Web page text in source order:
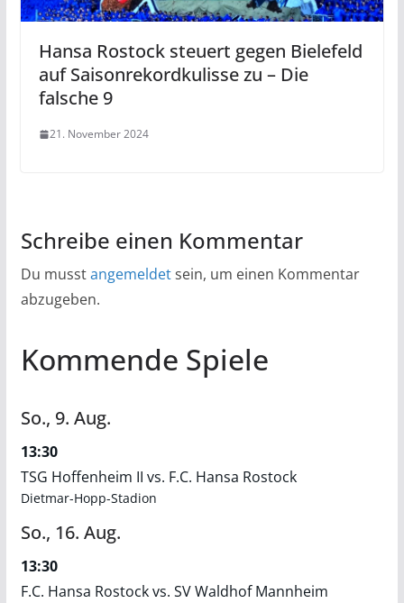
Hansa Rostock steuert gegen Bielefeld
auf Saisonrekordkulisse zu – Die
falsche 9
21. November 2024
Schreibe einen Kommentar
Du musstangemeldetsein, um einen Kommentar
abzugeben.
Kommende Spiele
So., 9. Aug.
13:30
TSG Hoffenheim II vs. F.C. Hansa Rostock
Dietmar-Hopp-Stadion
So., 16. Aug.
13:30
F.C. Hansa Rostock vs. SV Waldhof Mannheim